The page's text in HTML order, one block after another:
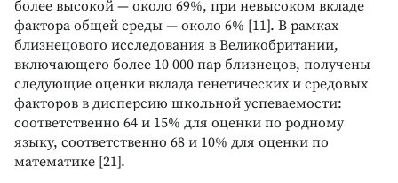
более высокой — около 69%, при невысоком вкладе
фактора общей среды — около 6% [11]. В рамках
близнецового исследования в Великобритании,
включающего более 10 000 пар близнецов, получены
следующие оценки вклада генетических и средовых
факторов в дисперсию школьной успеваемости:
соответственно 64 и 15% для оценки по родному
языку, соответственно 68 и 10% для оценки по
математике [21].